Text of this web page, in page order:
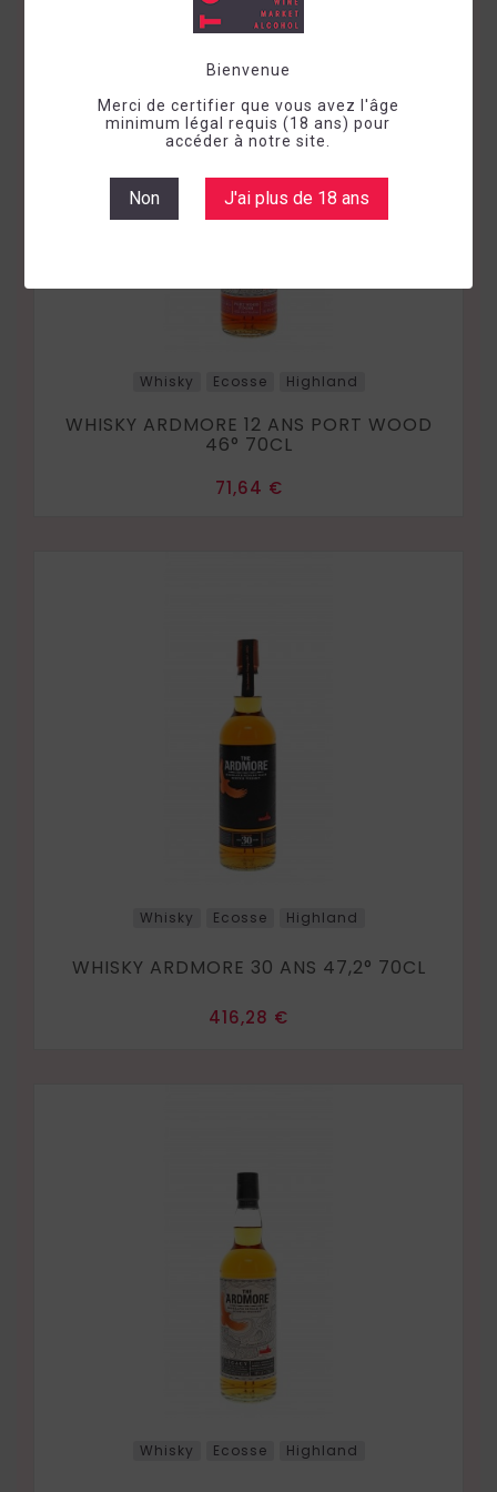
Bienvenue
Merci de certifier que vous avez l'âge
minimum légal requis (18 ans) pour
accéder à notre site.
Non J'ai plus de 18 ans
Whisky Ecosse Highland
WHISKY ARDMORE 12 ANS PORT WOOD
46° 70CL
Prix
71,64 €
Whisky Ecosse Highland
WHISKY ARDMORE 30 ANS 47,2° 70CL
Prix
416,28 €
Whisky Ecosse Highland